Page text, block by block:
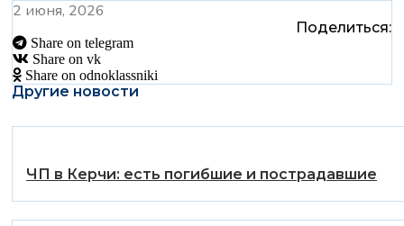
2 июня, 2026
Поделиться:
Share on telegram
Share on vk
Share on odnoklassniki
Другие новости
️ЧП в Керчи: есть погибшие и пострадавшие